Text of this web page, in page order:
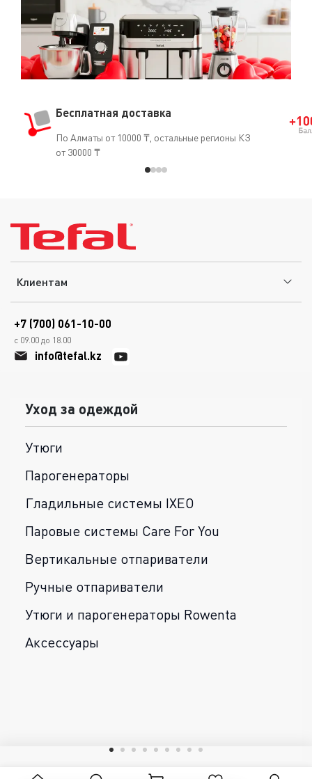
Бесплатная доставка
По Алматы от 10000 ₸, остальные регионы КЗ
от 30000 ₸
Клиентам
+7 (700) 061-10-00
с 09.00 до 18.00
info@tefal.kz
Уход за одеждой
Утюги
Парогенераторы
Гладильные системы IXEO
Паровые системы Care For You
Вертикальные отпариватели
Ручные отпариватели
Утюги и парогенераторы Rowenta
Аксессуары